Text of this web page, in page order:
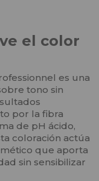
el color
es una
tono sin
por la fibra
de pH ácido,
coloración actúa
que aporta
sin sensibilizar